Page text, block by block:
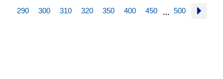
290 300 310 320 350 400 450 … 500